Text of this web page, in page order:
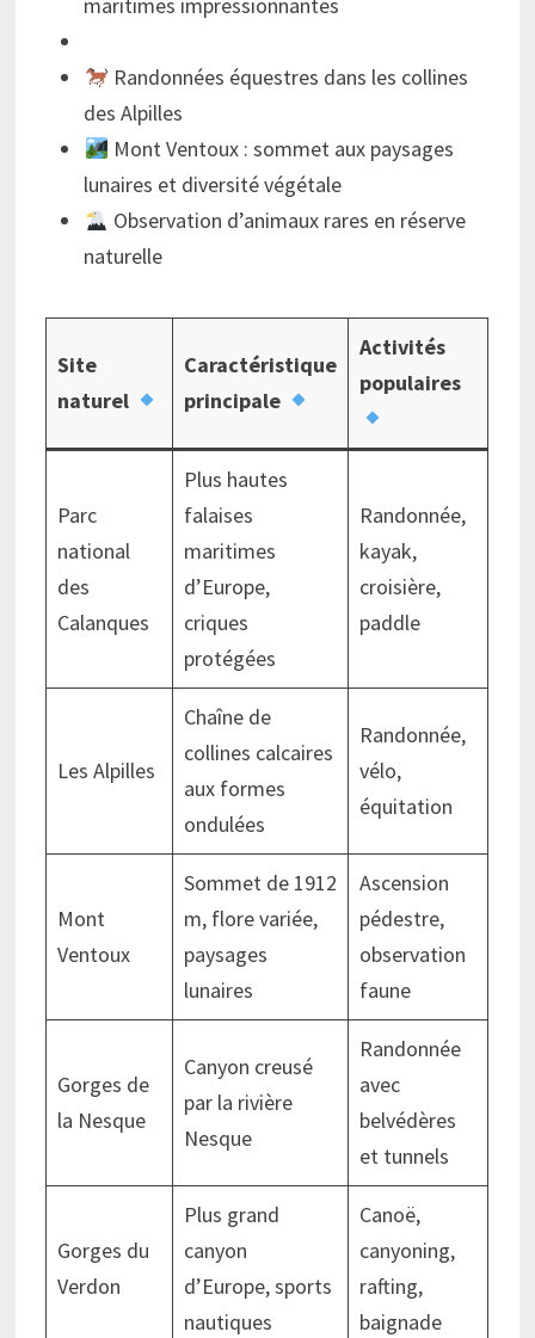
maritimes impressionnantes
Randonnées équestres dans les collines
des Alpilles
Mont Ventoux : sommet aux paysages
lunaires et diversité végétale
Observation d’animaux rares en réserve
naturelle
Site
naturel
Caractéristique
principale
Activités
populaires
Parc
national
des
Calanques
Plus hautes
falaises
maritimes
d’Europe,
criques
protégées
Randonnée,
kayak,
croisière,
paddle
Les Alpilles
Chaîne de
collines calcaires
aux formes
ondulées
Randonnée,
vélo,
équitation
Mont
Ventoux
Sommet de 1912
m, flore variée,
paysages
lunaires
Ascension
pédestre,
observation
faune
Gorges de
la Nesque
Canyon creusé
par la rivière
Nesque
Randonnée
avec
belvédères
et tunnels
Gorges du
Verdon
Plus grand
canyon
d’Europe, sports
nautiques
Canoë,
canyoning,
rafting,
baignade